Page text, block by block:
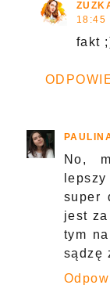
18:45
fakt
No,
super
jest
tym
sądzę